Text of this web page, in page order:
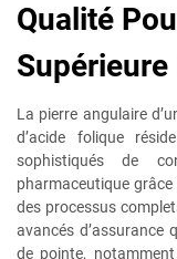
Qualité
La pierre angulaire
d’acide folique
sophistiqués de
pharmaceutique
des processus
avancés d’assurance
de pointe,